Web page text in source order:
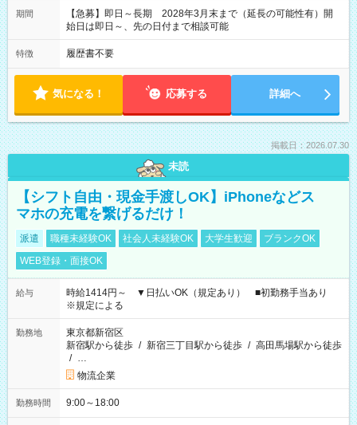
期間
【急募】即日～長期 2028年3月末まで（延長の可能性有）開
始日は即日～、先の日付まで相談可能
特徴 履歴書不要
気になる！ 応募する 詳細へ
掲載日：2026.07.30
未読
【シフト自由・現金手渡しOK】iPhoneなどス
マホの充電を繋げるだけ！
派遣 職種未経験OK 社会人未経験OK 大学生歓迎
ブランクOK
WEB登録・面接OK
給与
時給1414円～ ▼日払いOK（規定あり） ■初勤務手当あり
※規定による
勤務地
東京都新宿区
新宿駅から徒歩 / 新宿三丁目駅から徒歩 / 高田馬場駅から徒歩
/ …
物流企業
勤務時間 9:00～18:00